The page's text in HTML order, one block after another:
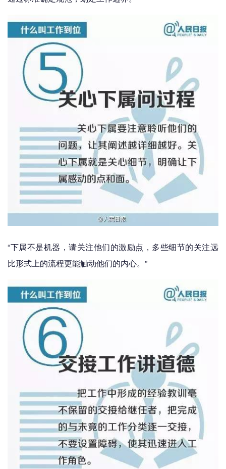
“下属不是机器，请关注他们的激励点，多些细节的关注远
比形式上的流程更能触动他们的内心。”